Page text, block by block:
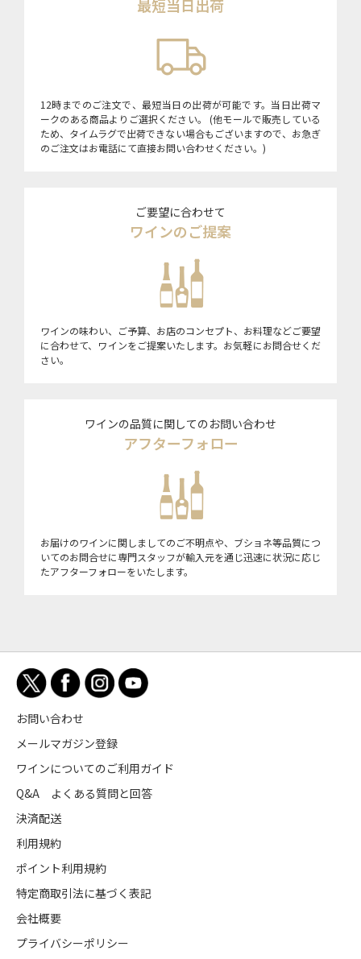
最短当日出荷
12時までのご注文で、最短当日の出荷が可能です。当日出荷マ
ークのある商品よりご選択ください。 (他モールで販売している
ため、タイムラグで出荷できない場合もございますので、お急ぎ
のご注文はお電話にて直接お問い合わせください。)
ご要望に合わせて
ワインのご提案
ワインの味わい、ご予算、お店のコンセプト、お料理などご要望
に合わせて、ワインをご提案いたします。お気軽にお問合せくだ
さい。
ワインの品質に関してのお問い合わせ
アフターフォロー
お届けのワインに関しましてのご不明点や、ブショネ等品質につ
いてのお問合せに専門スタッフが輸入元を通じ迅速に状況に応じ
たアフターフォローをいたします。
お問い合わせ
メールマガジン登録
ワインについてのご利用ガイド
Q&A よくある質問と回答
決済配送
利用規約
ポイント利用規約
特定商取引法に基づく表記
会社概要
プライバシーポリシー